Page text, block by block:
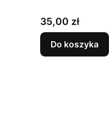
Cena
35,00 zł
Do koszyka